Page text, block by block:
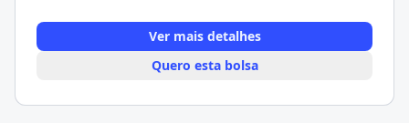
Ver mais detalhes
Quero esta bolsa